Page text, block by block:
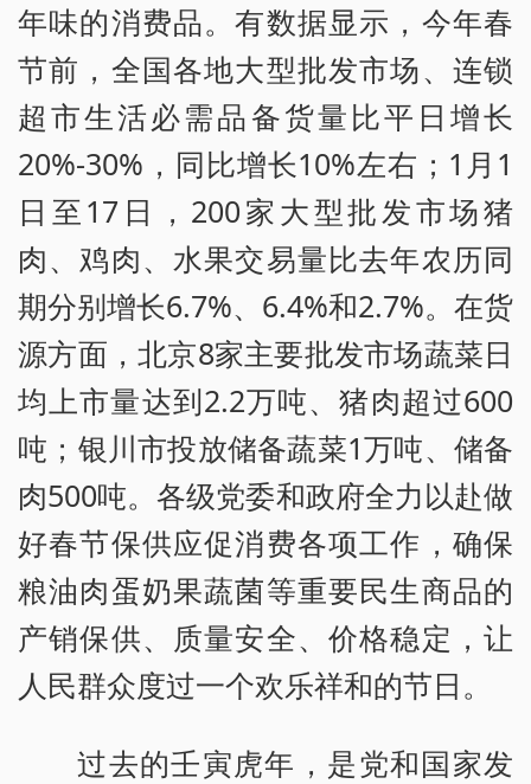
年味的消费品。有数据显示，今年春
节前，全国各地大型批发市场、连锁
超市生活必需品备货量比平日增长
20%-30%，同比增长10%左右；1月1
日至17日，200家大型批发市场猪
肉、鸡肉、水果交易量比去年农历同
期分别增长6.7%、6.4%和2.7%。在货
源方面，北京8家主要批发市场蔬菜日
均上市量达到2.2万吨、猪肉超过600
吨；银川市投放储备蔬菜1万吨、储备
肉500吨。各级党委和政府全力以赴做
好春节保供应促消费各项工作，确保
粮油肉蛋奶果蔬菌等重要民生商品的
产销保供、质量安全、价格稳定，让
人民群众度过一个欢乐祥和的节日。
过去的壬寅虎年，是党和国家发